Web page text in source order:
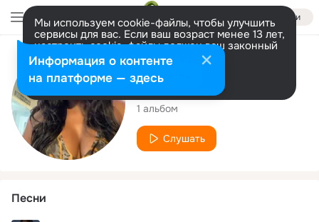
Войти
Мы используем cookie-файлы, чтобы улучшить
сервисы для вас. Если ваш возраст менее 13 лет,
настроить cookie-файлы должен ваш законный
представитель. Больше информации
Разрешить все Настроить
Исполнитель
Lauren-Morgan
1 альбом
Слушать
Песни
Информация о контенте
на платформе — здесь